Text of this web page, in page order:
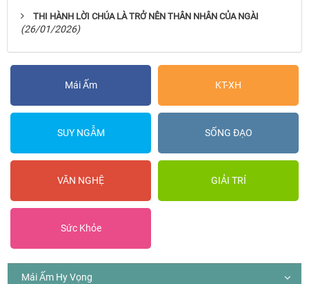
THI HÀNH LỜI CHÚA LÀ TRỞ NÊN THÂN NHÂN CỦA NGÀI
(26/01/2026)
Mái Ấm KT-XH
SUY NGẪM SỐNG ĐẠO
VĂN NGHỆ GIẢI TRÍ
Sức Khỏe
Mái Ấm Hy Vọng